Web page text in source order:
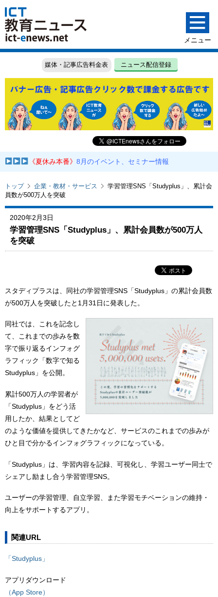
媒体・記事広告料金表 ニュース配信登録
《夏休み本番》8月のイベント、セミナー情報
トップ 企業・教材・サービス
学習管理SNS「Studyplus」、累計会
員数が500万人を突破
2020年2月3日
学習管理SNS「Studyplus」、累計会員数が500万人
を突破
スタディプラスは、同社の学習管理SNS「Studyplus」の累計会員数
が500万人を突破したと1月31日に発表した。
同社では、これを記念し
て、これまでの歩みを数
字で振り返るインフォグ
ラフィック「数字で知る
Studyplus」を公開。
累計500万人の学習者が
「Studyplus」をどう活
用したか、結果としてど
のような価値を提供してきたかなど、サービスのこれまでの歩みが
ひと目で分かるインフォグラフィックになっている。
「Studyplus」は、学習内容を記録、可視化し、学習ユーザー同士で
シェアし励まし合う学習管理SNS。
ユーザーの学習管理、自立学習、また学習モチベーションの維持・
向上をサポートするアプリ。
関連URL
「Studyplus」
アプリダウンロード
（App Store）